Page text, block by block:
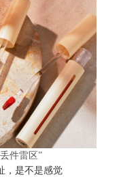
件雷区”
，是不是感觉